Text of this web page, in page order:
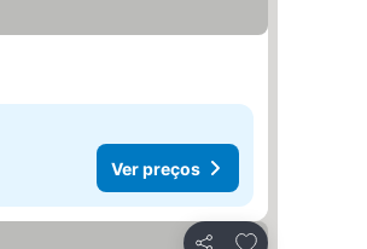
Ver preços
Adicionar aos